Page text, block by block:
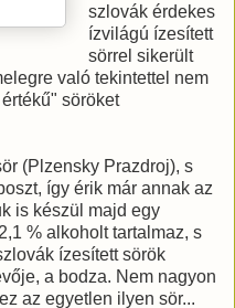
szlovák érdekes
ízvilágú ízesített
sörrel sikerült
való tekintettel nem
söröket
(Plzensky Prazdroj), s
így érik már annak az
is készül majd egy
% alkoholt tartalmaz, s
ízesített sörök
a bodza. Nem nagyon
az egyetlen ilyen sör...